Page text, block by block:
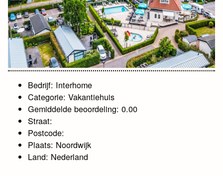
Bedrijf: Interhome
Categorie: Vakantiehuis
Gemiddelde beoordeling: 0.00
Straat:
Postcode:
Plaats: Noordwijk
Land: Nederland